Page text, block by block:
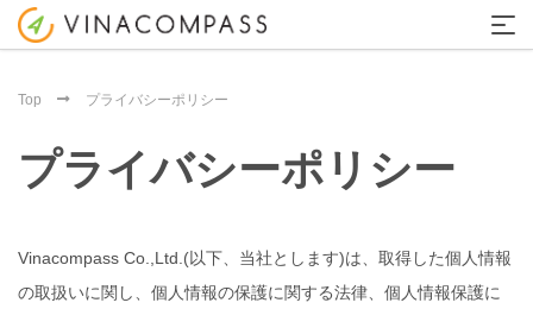
Top プライバシーポリシー
プライバシーポリシー
Vinacompass Co.,Ltd.(以下、当社とします)は、取得した個人情報
の取扱いに関し、個人情報の保護に関する法律、個人情報保護に